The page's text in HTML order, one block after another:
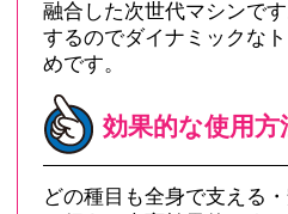
融合した次世代マシンで
するのでダイナミックな
めです。
効果的な使用方
どの種目も全身で支える